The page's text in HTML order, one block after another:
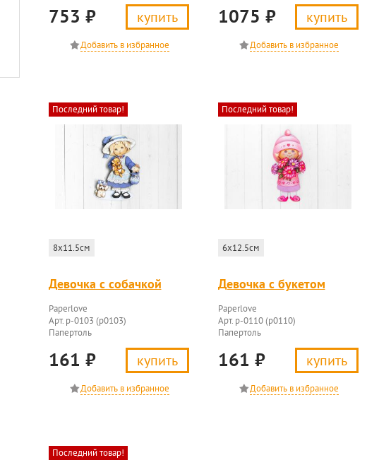
753 ₽ купить 1075 ₽ купить
Последний товар!
8x11.5см
Девочка с собачкой
Paperlove
Арт. p-0103 (p0103)
Папертоль
161 ₽ купить
Последний товар!
6x12.5см
Девочка с букетом
Paperlove
Арт. p-0110 (p0110)
Папертоль
161 ₽ купить
Последний товар!